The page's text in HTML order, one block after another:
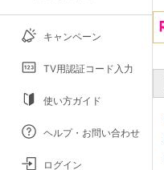
キャンペーン
TV用認証コード入力
使い方ガイド
ヘルプ・お問い合わせ
ログイン